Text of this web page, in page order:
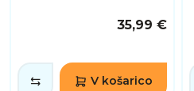
35,99 €
V košarico